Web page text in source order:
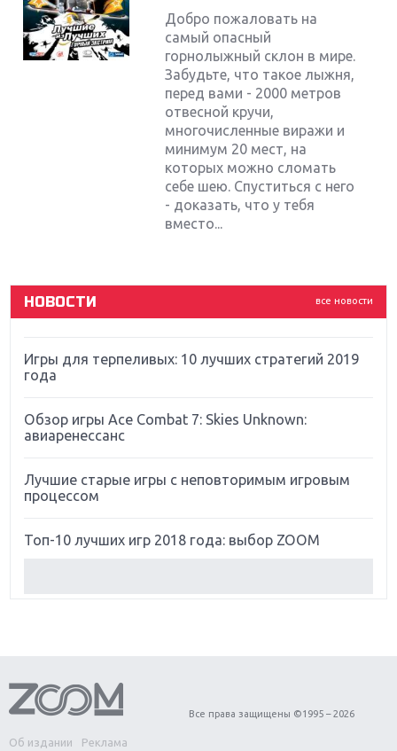
Добро пожаловать на
самый опасный
горнолыжный склон в мире.
Забудьте, что такое лыжня,
перед вами - 2000 метров
отвесной кручи,
многочисленные виражи и
минимум 20 мест, на
которых можно сломать
себе шею. Спуститься с него
- доказать, что у тебя
вместо...
все новости
НОВОСТИ
Крупнейшие релизы мая: Nintendo, Microsoft и
Новинки для Nintendo Switch: Labo, South Park и
Far Cry 5: хвалить нельзя ругать
Игры для терпеливых: 10 лучших стратегий 2019
года
Обзор игры Ace Combat 7: Skies Unknown:
авиаренессанс
Лучшие старые игры с неповторимым игровым
процессом
Топ-10 лучших игр 2018 года: выбор ZOOM
Обзор игры Forza Horizon 4: вершина эволюции
Об издании
Реклама
Все права защищены ©1995 – 2026